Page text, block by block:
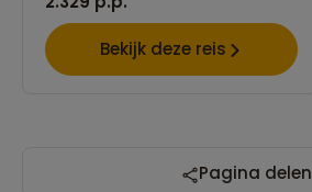
Bekijk deze reis
Pagina delen